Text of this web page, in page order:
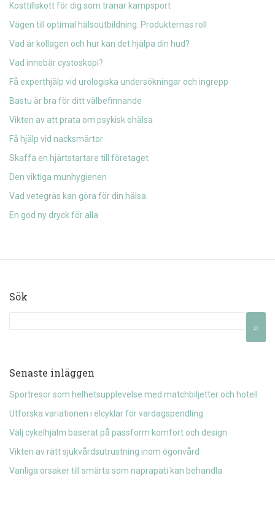
Kosttillskott för dig som tränar kampsport
Vägen till optimal hälsoutbildning: Produkternas roll
Vad är kollagen och hur kan det hjälpa din hud?
Vad innebär cystoskopi?
Få experthjälp vid urologiska undersökningar och ingrepp
Bastu är bra för ditt välbefinnande
Vikten av att prata om psykisk ohälsa
Få hjälp vid nacksmärtor
Skaffa en hjärtstartare till företaget
Den viktiga munhygienen
Vad vetegräs kan göra för din hälsa
En god ny dryck för alla
Sök
Senaste inläggen
Sportresor som helhetsupplevelse med matchbiljetter och hotell
Utforska variationen i elcyklar för vardagspendling
Välj cykelhjälm baserat på passform komfort och design
Vikten av rätt sjukvårdsutrustning inom ögonvård
Vanliga orsaker till smärta som naprapati kan behandla